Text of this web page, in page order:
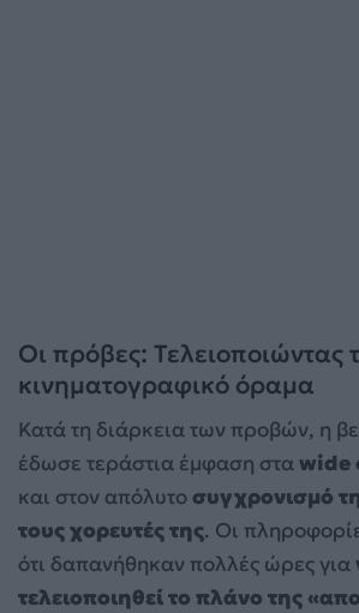
Οι πρόβες: Τελειοποιώντας
κινηματογραφικό όραμα
Κατά τη διάρκεια των προβών, η
έδωσε τεράστια έμφαση σταwide
και στον απόλυτοσυγχρονισμό
τους χορευτές της. Οι
ότι δαπανήθηκαν πολλές ώρες για
τελειοποιηθεί το πλάνο της